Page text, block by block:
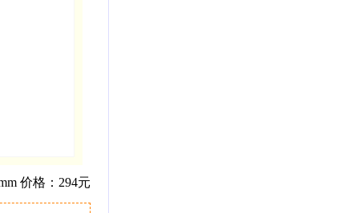
价格：294元